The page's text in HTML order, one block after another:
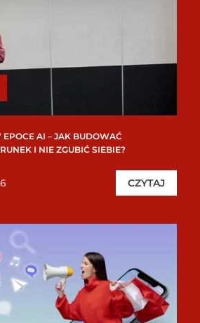
AI – JAK BUDOWAĆ
I NIE ZGUBIĆ SIEBIE?
CZYTAJ